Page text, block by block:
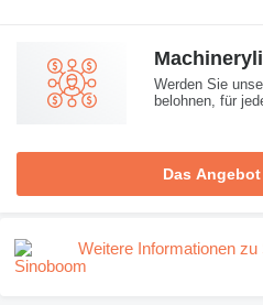
Werden Sie
belohnen, für
Das
Weitere Informationen zu